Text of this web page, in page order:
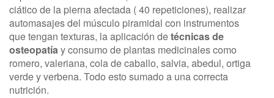
ciático de la pierna afectada ( 40 repeticiones), realizar
automasajes del músculo piramidal con instrumentos
que tengan texturas, la aplicación detécnicas de
osteopatíay consumo de plantas medicinales como
romero, valeriana, cola de caballo, salvia, abedul, ortiga
verde y verbena. Todo esto sumado a una correcta
nutrición.